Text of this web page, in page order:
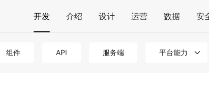
开发 介绍 设计 运营 数据 安
组件 API 服务端 平台能力